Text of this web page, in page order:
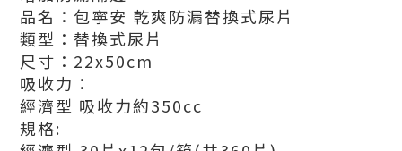
品名：包寧安 乾爽防漏替換式尿片
類型：替換式尿片
尺寸：22x50cm
吸收力：
經濟型 吸收力約350cc
規格: